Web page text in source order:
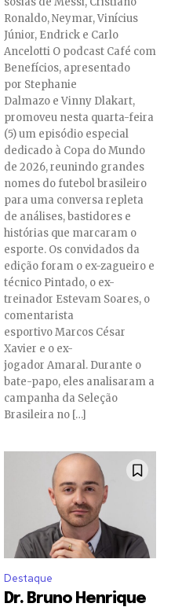
Ronaldo, Neymar, Vinícius
Júnior, Endrick e Carlo
Ancelotti O podcast Café com
Benefícios, apresentado
por Stephanie
Dalmazo e Vinny Dlakart,
promoveu nesta quarta-feira
(5) um episódio especial
dedicado à Copa do Mundo
de 2026, reunindo grandes
nomes do futebol brasileiro
para uma conversa repleta
de análises, bastidores e
histórias que marcaram o
esporte. Os convidados da
edição foram o ex-zagueiro e
técnico Pintado, o ex-
treinador Estevam Soares, o
comentarista
esportivo Marcos César
Xavier e o ex-
jogador Amaral. Durante o
bate-papo, eles analisaram a
campanha da Seleção
Brasileira no […]
Destaque
Dr. Bruno Henrique